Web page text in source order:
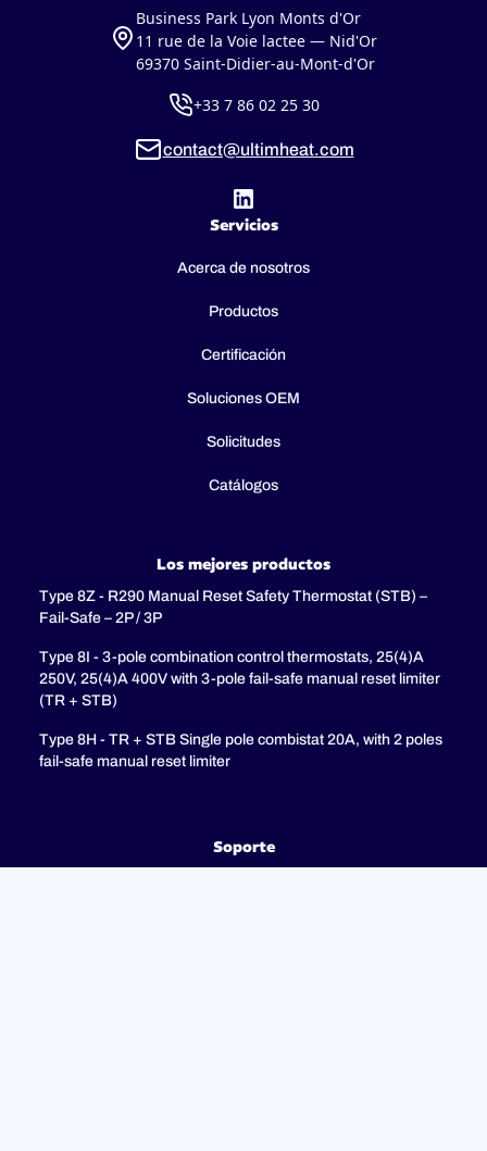
Business Park Lyon Monts d'Or
11 rue de la Voie lactee — Nid'Or
69370 Saint-Didier-au-Mont-d'Or
+33 7 86 02 25 30
contact@ultimheat.com
Servicios
Acerca de nosotros
Productos
Certificación
Soluciones OEM
Solicitudes
Catálogos
Los mejores productos
Type 8Z - R290 Manual Reset Safety Thermostat (STB) –
Fail-Safe – 2P / 3P
Type 8I - 3-pole combination control thermostats, 25(4)A
250V, 25(4)A 400V with 3-pole fail-safe manual reset limiter
(TR + STB)
Type 8H - TR + STB Single pole combistat 20A, with 2 poles
fail-safe manual reset limiter
Soporte